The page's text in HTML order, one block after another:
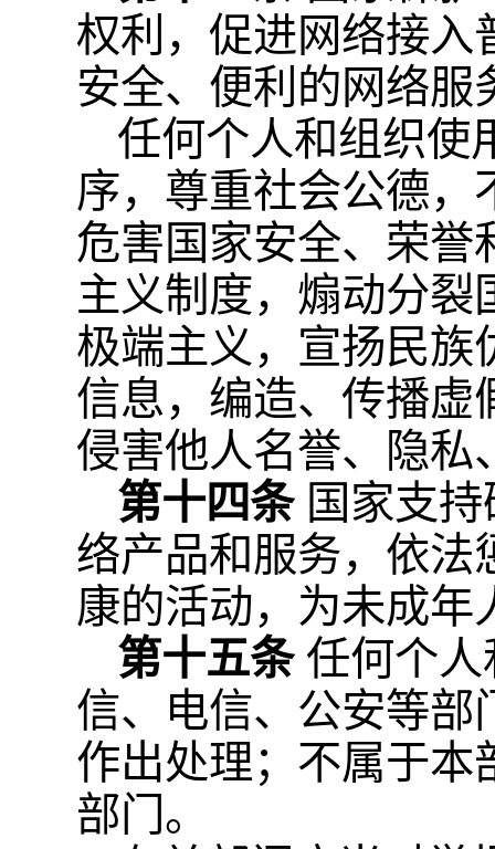
权利，促进网络接入
安全、便利的网络服
任何个人和组织使
序，尊重社会公德，
危害国家安全、荣誉
主义制度，煽动分
极端主义，宣扬民族
信息，编造、传播虚
侵害他人名誉、隐私
第十四条 国家支
络产品和服务，依法
康的活动，为未成年
第十五条 任何个
信、电信、公安等部
作出处理；不属于本
部门。